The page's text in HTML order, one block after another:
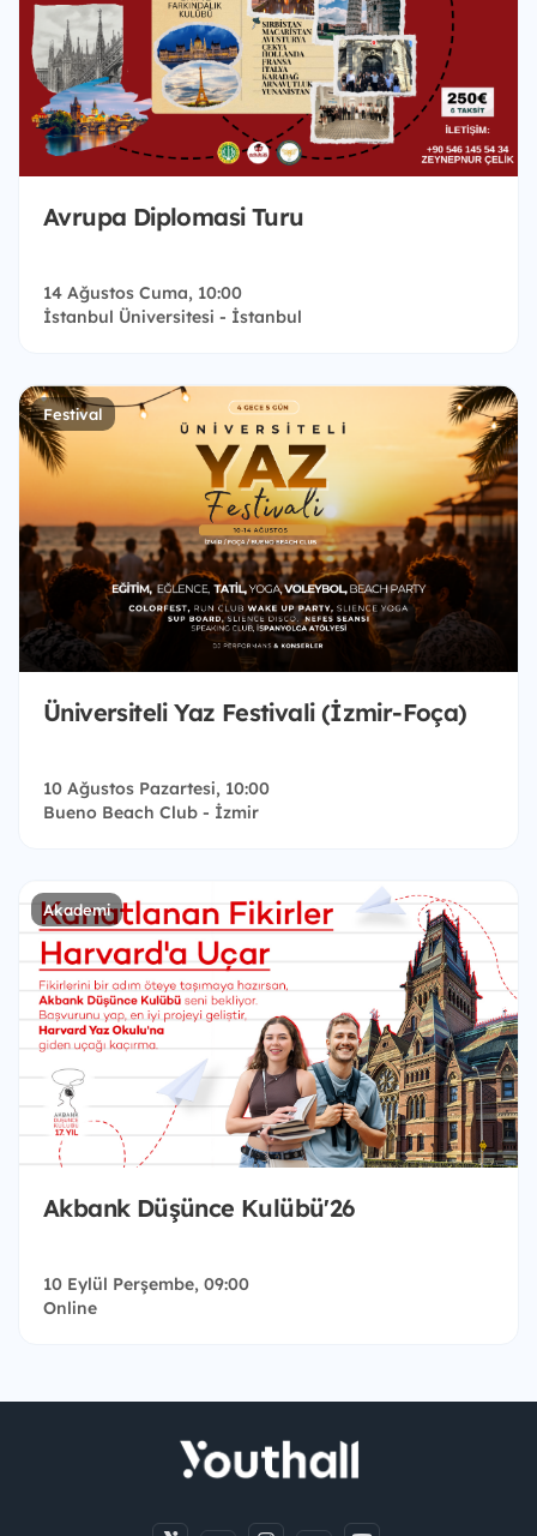
Avrupa Diplomasi Turu
14 Ağustos Cuma, 10:00
İstanbul Üniversitesi - İstanbul
Festival
Üniversiteli Yaz Festivali (İzmir-Foça)
10 Ağustos Pazartesi, 10:00
Bueno Beach Club - İzmir
Akademi
Akbank Düşünce Kulübü'26
10 Eylül Perşembe, 09:00
Online